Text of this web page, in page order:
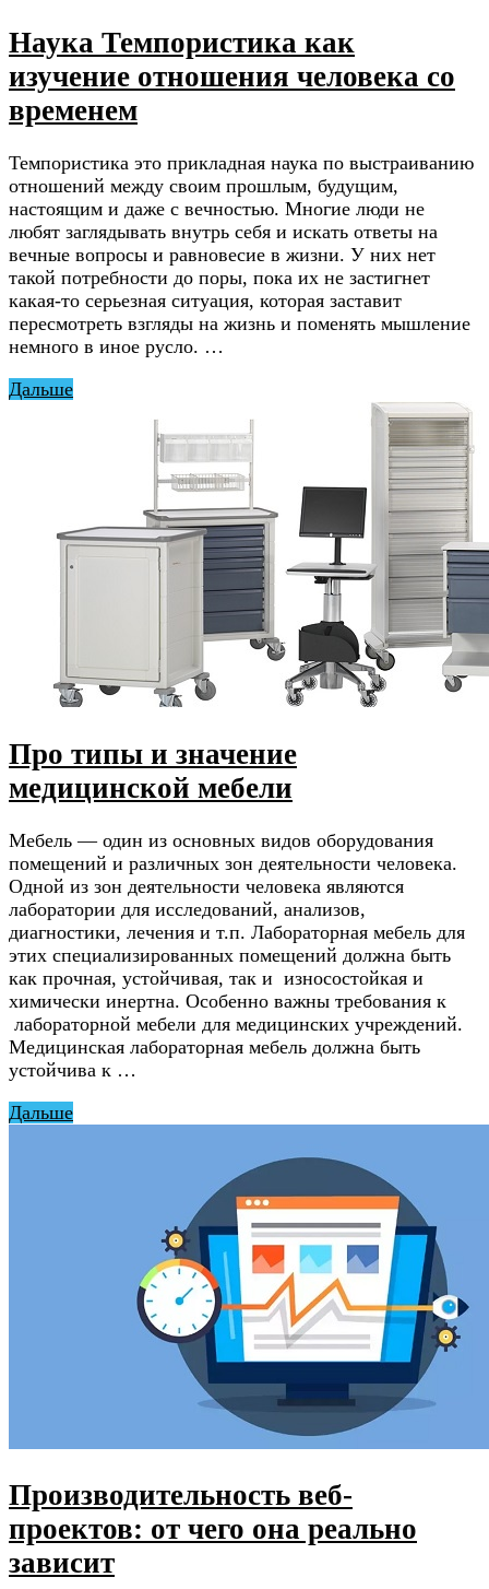
Наука Темпористика как
изучение отношения человека со
временем
Темпористика это прикладная наука по выстраиванию
отношений между своим прошлым, будущим,
настоящим и даже с вечностью. Многие люди не
любят заглядывать внутрь себя и искать ответы на
вечные вопросы и равновесие в жизни. У них нет
такой потребности до поры, пока их не застигнет
какая-то серьезная ситуация, которая заставит
пересмотреть взгляды на жизнь и поменять мышление
немного в иное русло. …
Дальше
Про типы и значение
медицинской мебели
Мебель — один из основных видов оборудования
помещений и различных зон деятельности человека.
Одной из зон деятельности человека являются
лаборатории для исследований, анализов,
диагностики, лечения и т.п. Лабораторная мебель для
этих специализированных помещений должна быть
как прочная, устойчивая, так и износостойкая и
химически инертна. Особенно важны требования к
лабораторной мебели для медицинских учреждений.
Медицинская лабораторная мебель должна быть
устойчива к …
Дальше
Производительность веб-
проектов: от чего она реально
зависит